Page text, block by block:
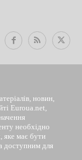
новин,
Euroua.net,
необхідно
яке має бути
доступним для